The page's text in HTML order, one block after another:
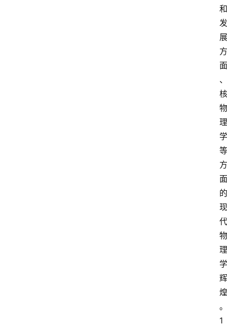
和
发
展
方
面
、
核
物
理
学
等
方
面
的
现
代
物
理
学
辉
煌
。
1